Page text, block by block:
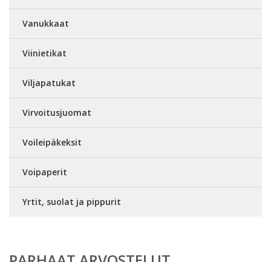
Vanukkaat
Viinietikat
Viljapatukat
Virvoitusjuomat
Voileipäkeksit
Voipaperit
Yrtit, suolat ja pippurit